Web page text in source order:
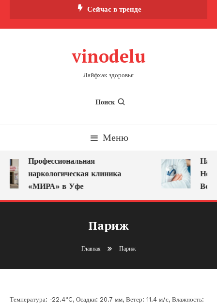
Сейчас в тренде
vinodelu
Лайфхак здоровья
Поиск
Меню
Профессиональная
наркологическая клиника
«МИРА» в Уфе
Париж
Главная Париж
Температура: -22.4°C, Осадки: 20.7 мм, Ветер: 11.4 м/с, Влажность: